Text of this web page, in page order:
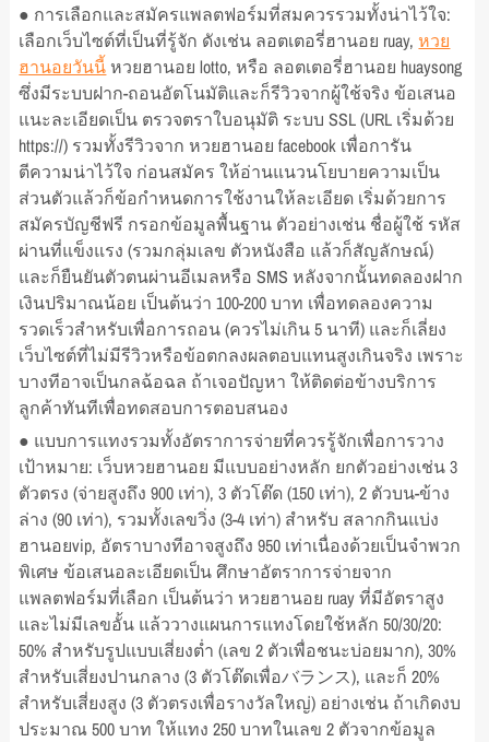
● การเลือกและสมัครแพลตฟอร์มที่สมควรรวมทั้งน่าไว้ใจ:
เลือกเว็บไซต์ที่เป็นที่รู้จัก ดังเช่น ลอตเตอรี่ฮานอย ruay,หวย
ฮานอยวันนี้ หวยฮานอย lotto, หรือ ลอตเตอรี่ฮานอย huaysong
ซึ่งมีระบบฝาก-ถอนอัตโนมัติและก็รีวิวจากผู้ใช้จริง ข้อเสนอ
แนะละเอียดเป็น ตรวจตราใบอนุมัติ ระบบ SSL (URL เริ่มด้วย
https://) รวมทั้งรีวิวจาก หวยฮานอย facebook เพื่อการัน
ตีความน่าไว้ใจ ก่อนสมัคร ให้อ่านแนวนโยบายความเป็น
ส่วนตัวแล้วก็ข้อกำหนดการใช้งานให้ละเอียด เริ่มด้วยการ
สมัครบัญชีฟรี กรอกข้อมูลพื้นฐาน ตัวอย่างเช่น ชื่อผู้ใช้ รหัส
ผ่านที่แข็งแรง (รวมกลุ่มเลข ตัวหนังสือ แล้วก็สัญลักษณ์)
และก็ยืนยันตัวตนผ่านอีเมลหรือ SMS หลังจากนั้นทดลองฝาก
เงินปริมาณน้อย เป็นต้นว่า 100-200 บาท เพื่อทดลองความ
รวดเร็วสำหรับเพื่อการถอน (ควรไม่เกิน 5 นาที) และก็เลี่ยง
เว็บไซต์ที่ไม่มีรีวิวหรือข้อตกลงผลตอบแทนสูงเกินจริง เพราะ
บางทีอาจเป็นกลฉ้อฉล ถ้าเจอปัญหา ให้ติดต่อข้างบริการ
ลูกค้าทันทีเพื่อทดสอบการตอบสนอง
● แบบการแทงรวมทั้งอัตราการจ่ายที่ควรรู้จักเพื่อการวาง
เป้าหมาย: เว็บหวยฮานอย มีแบบอย่างหลัก ยกตัวอย่างเช่น 3
ตัวตรง (จ่ายสูงถึง 900 เท่า), 3 ตัวโต๊ด (150 เท่า), 2 ตัวบน-ข้าง
ล่าง (90 เท่า), รวมทั้งเลขวิ่ง (3-4 เท่า) สำหรับ สลากกินแบ่ง
ฮานอยvip, อัตราบางทีอาจสูงถึง 950 เท่าเนื่องด้วยเป็นจำพวก
พิเศษ ข้อเสนอละเอียดเป็น ศึกษาอัตราการจ่ายจาก
แพลตฟอร์มที่เลือก เป็นต้นว่า หวยฮานอย ruay ที่มีอัตราสูง
และไม่มีเลขอั้น แล้ววางแผนการแทงโดยใช้หลัก 50/30/20:
50% สำหรับรูปแบบเสี่ยงต่ำ (เลข 2 ตัวเพื่อชนะบ่อยมาก), 30%
สำหรับเสี่ยงปานกลาง (3 ตัวโต๊ดเพื่อバランス), และก็ 20%
สำหรับเสี่ยงสูง (3 ตัวตรงเพื่อรางวัลใหญ่) อย่างเช่น ถ้าเกิดงบ
ประมาณ 500 บาท ให้แทง 250 บาทในเลข 2 ตัวจากข้อมูล